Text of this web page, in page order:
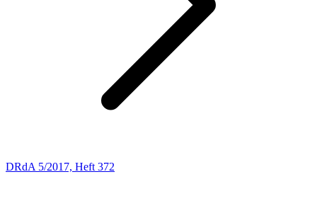
DRdA 5/2017, Heft 372